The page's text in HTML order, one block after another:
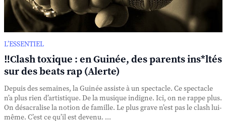
L’ESSENTIEL
‼️Clash toxique : en Guinée, des parents ins*ltés
sur des beats rap (Alerte)
Depuis des semaines, la Guinée assiste à un spectacle. Ce spectacle
n’a plus rien d’artistique. De la musique indigne. Ici, on ne rappe plus.
On désacralise la notion de famille. Le plus grave n’est pas le clash lui-
même. C’est ce qu’il est devenu. ...